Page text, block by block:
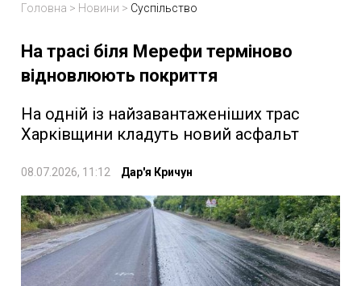
Головна > Новини > Суспільство
На трасі біля Мерефи терміново
відновлюють покриття
На одній із найзавантаженіших трас
Харківщини кладуть новий асфальт
08.07.2026, 11:12 Дар'я Кричун